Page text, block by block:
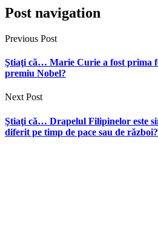
Post navigation
Previous Post
Ştiaţi că… Marie Curie a fost prima
premiu Nobel?
Next Post
Ştiaţi că… Drapelul Filipinelor este
diferit pe timp de pace sau de război?